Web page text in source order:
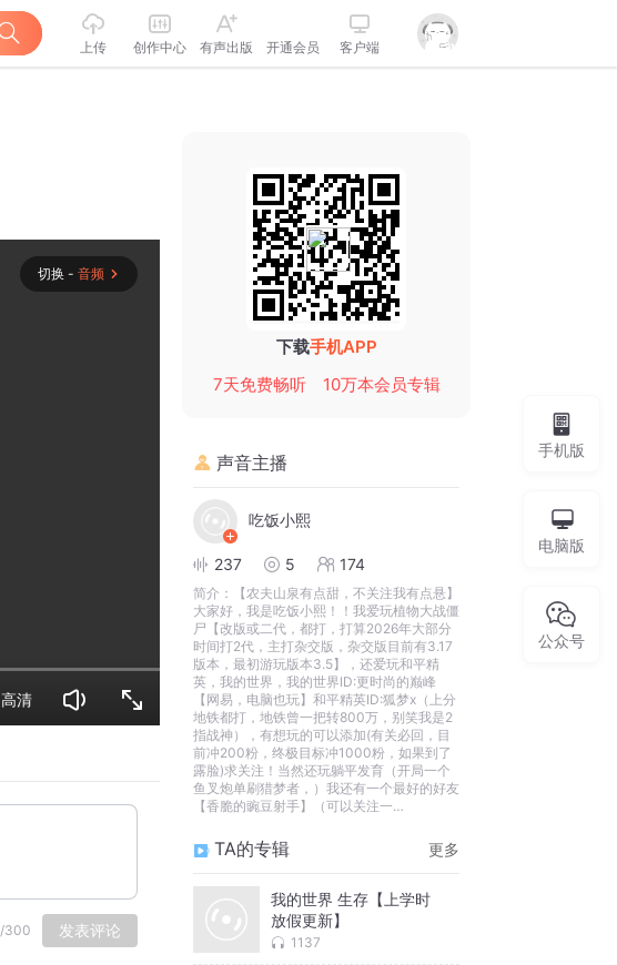
上传 创作中心 有声出版 开通会员 客户端
切换 - 音频
高清
/300 发表评论
下载手机APP
7天免费畅听
10万本会员专辑
声音主播
吃饭小熙
237 5 174
简介：
【农夫山泉有点甜，不关注我有点悬】
大家好，我是吃饭小熙！！我爱玩植物大战僵
尸【改版或二代，都打，打算2026年大部分
时间打2代，主打杂交版，杂交版目前有3.17
版本，最初游玩版本3.5】，还爱玩和平精
英，我的世界，我的世界ID:更时尚的巅峰
【网易，电脑也玩】和平精英ID:狐梦x（上分
地铁都打，地铁曾一把转800万，别笑我是2
指战神），有想玩的可以添加(有关必回，目
前冲200粉，终极目标冲1000粉，如果到了
露脸)求关注！当然还玩躺平发育（开局一个
鱼叉炮单刷猎梦者，）我还有一个最好的好友
【香脆的豌豆射手】（可以关注一
辑一个好评，私信必回！
TA的专辑 更多
我的世界 生存【上学时
放假更新】
1137
手机版
电脑版
公众号